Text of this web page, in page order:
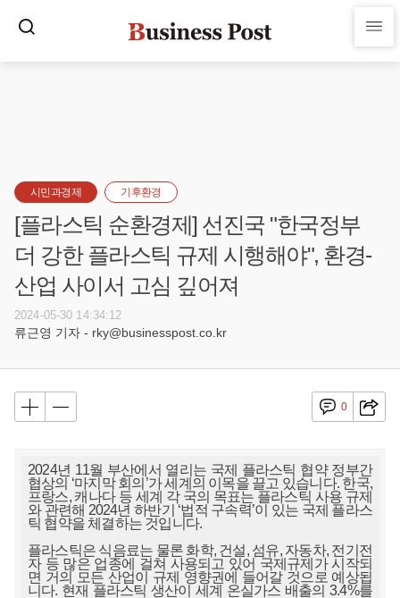
시민과경제 기후환경
[플라스틱 순환경제] 선진국 "한국정부
더 강한 플라스틱 규제 시행해야", 환경-
산업 사이서 고심 깊어져
2024-05-30 14:34:12
류근영 기자 - rky@businesspost.co.kr
0
2024년 11월 부산에서 열리는 국제 플라스틱 협약 정부간
협상의 ‘마지막 회의’가 세계의 이목을 끌고 있습니다. 한국,
프랑스, 캐나다 등 세계 각 국의 목표는 플라스틱 사용 규제
와 관련해 2024년 하반기 ‘법적 구속력’이 있는 국제 플라스
틱 협약을 체결하는 것입니다.
플라스틱은 식음료는 물론 화학, 건설, 섬유, 자동차, 전기전
자 등 많은 업종에 걸쳐 사용되고 있어 국제규제가 시작되
면 거의 모든 산업이 규제 영향권에 들어갈 것으로 예상됩
니다. 현재 플라스틱 생산이 세계 온실가스 배출의 3.4%를